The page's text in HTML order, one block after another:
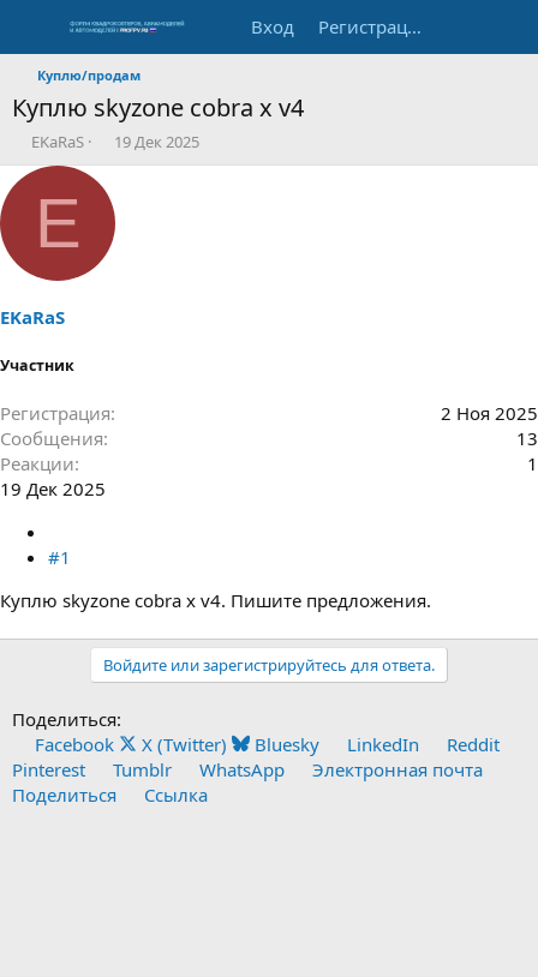
Вход Регистрация
Куплю/продам
Куплю skyzone cobra x v4
А
в
е
ы
EKaRaS
Д
а
а
н
19 Дек 2025
E
EKaRaS
Участник
Регистрация
2 Ноя 2025
Сообщения
13
Реакции
1
19 Дек 2025
#1
Куплю skyzone cobra x v4. Пишите предложения.
Войдите или зарегистрируйтесь для ответа.
Поделиться:
Facebook
X (Twitter) Bluesky LinkedIn
Reddit
Pinterest
Tumblr WhatsApp
Электронная почта
Поделиться
Ссылка